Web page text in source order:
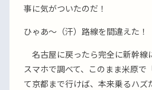
事に気がついたのだ！
ひゃあ〜（汗）路線を間違えた！
名古屋に戻ったら完全に新幹線
スマホで調べて、このまま米原で
て京都まで行けば、本来乗るハ